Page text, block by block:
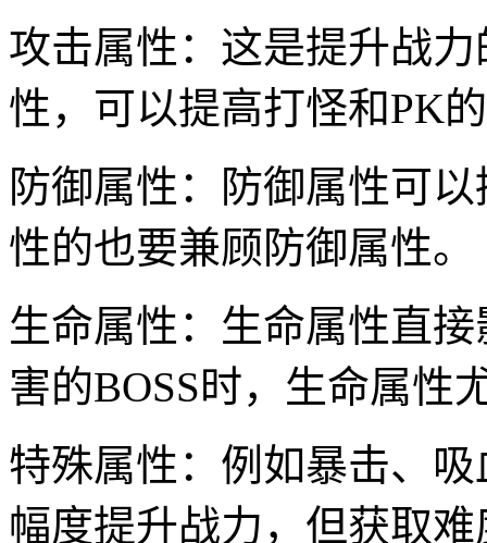
攻击属性：这是提升战
性，可以提高打怪和PK
防御属性：防御属性可
性的也要兼顾防御属性。
生命属性：生命属性直
害的BOSS时，生命属性
特殊属性：例如暴击、
幅度提升战力，但获取